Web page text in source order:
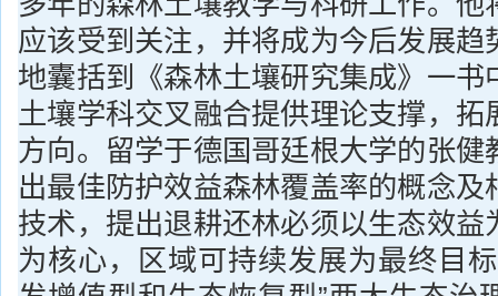
应该受到关注，并将成为今后发展趋
地囊括到《森林土壤研究集成》一书
土壤学科交叉融合提供理论支撑，拓
方向。留学于德国哥廷根大学的张健
出最佳防护效益森林覆盖率的概念及
技术，提出退耕还林必须以生态效益
为核心，区域可持续发展为最终目